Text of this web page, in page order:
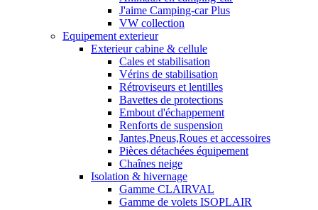
J'aime Camping-car Plus
VW collection
Equipement exterieur
Exterieur cabine & cellule
Cales et stabilisation
Vérins de stabilisation
Rétroviseurs et lentilles
Bavettes de protections
Embout d'échappement
Renforts de suspension
Jantes,Pneus,Roues et accessoires
Pièces détachées équipement
Chaînes neige
Isolation & hivernage
Gamme CLAIRVAL
Gamme de volets ISOPLAIR